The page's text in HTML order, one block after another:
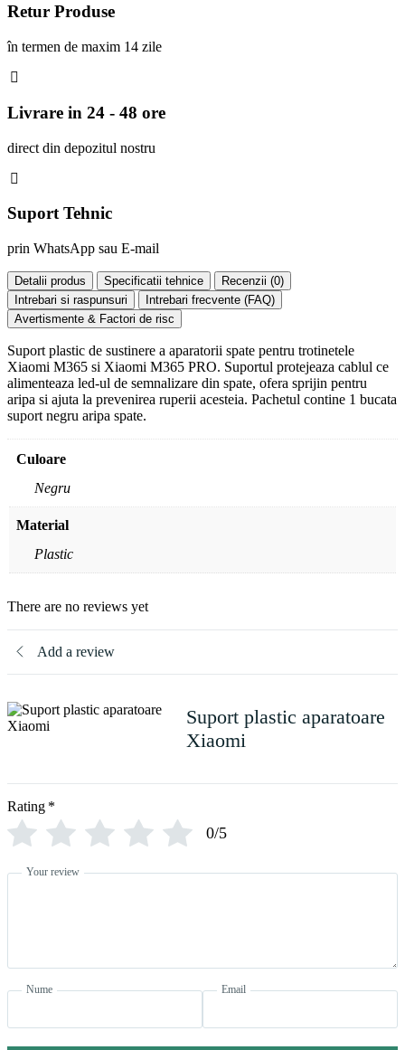
Retur Produse
în termen de maxim 14 zile
Livrare in 24 - 48 ore
direct din depozitul nostru
Suport Tehnic
prin WhatsApp sau E-mail
Detalii produs Specificatii tehnice Recenzii (0)
Intrebari si raspunsuri
Intrebari frecvente (FAQ)
Avertismente & Factori de risc
Suport plastic de sustinere a aparatorii spate pentru trotinetele
Xiaomi M365 si Xiaomi M365 PRO. Suportul protejeaza cablul ce
alimenteaza led-ul de semnalizare din spate, ofera sprijin pentru
aripa si ajuta la prevenirea ruperii acesteia. Pachetul contine 1 bucata
suport negru aripa spate.
Culoare
Negru
Material
Plastic
There are no reviews yet
Add a review
Suport plastic aparatoare
Xiaomi
Rating *
0/5
Your review
Nume Email